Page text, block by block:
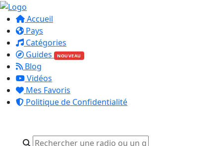
Accueil
Pays
Catégories
Guides
NOUVEAU
Blog
Vidéos
Mes Favoris
Politique de Confidentialité